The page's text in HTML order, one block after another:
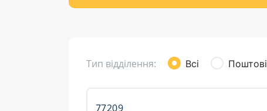
Тип відділення: Всі Поштові